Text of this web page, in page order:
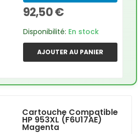
92,50 €
Disponibilité: En stock
AJOUTER AU PANIER
Cartouche Compatible
HP 953XL (F6U17AE)
Magenta